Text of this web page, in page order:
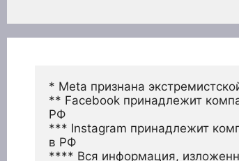
* Meta признана
** Facebook принадлежит
РФ
*** Instagram принадлежит
в РФ
**** Вся информация,